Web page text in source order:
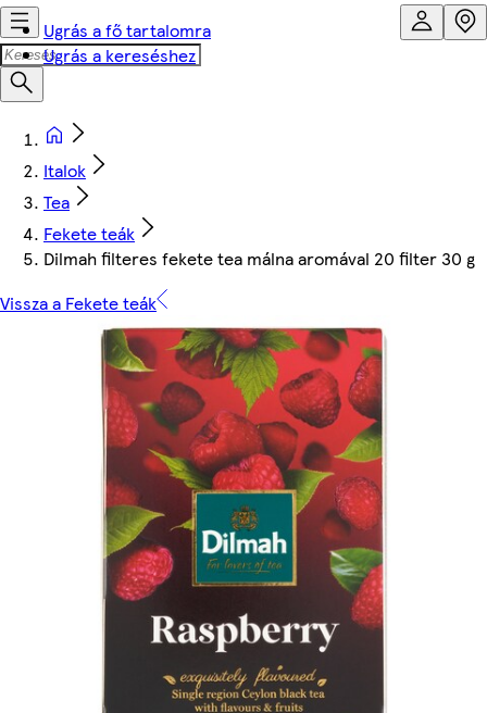
Ugrás a fő tartalomra
Ugrás a kereséshez
Italok
Tea
Fekete teák
Dilmah filteres fekete tea málna aromával 20 filter 30 g
Vissza a Fekete teák